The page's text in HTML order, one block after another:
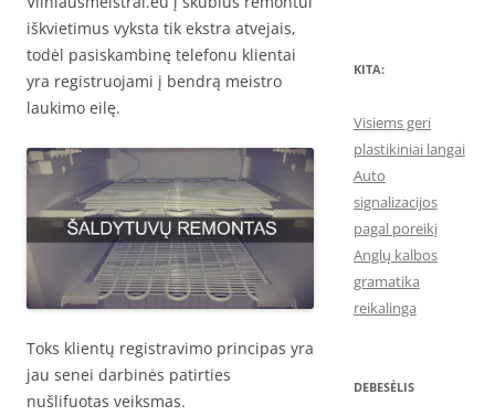
iškvietimus vyksta tik ekstra atvejais,
todėl pasiskambinę telefonu klientai
yra registruojami į bendrą meistro
laukimo eilę.
Toks klientų registravimo principas yra
jau senei darbinės patirties
nušlifuotas veiksmas.
KITA:
Visiems geri
plastikiniai langai
Auto
signalizacijos
pagal poreikį
Anglų kalbos
gramatika
reikalinga
DEBESĖLIS